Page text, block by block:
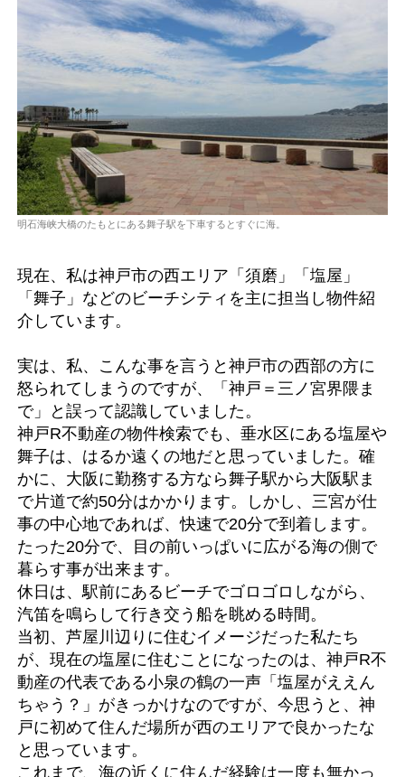
明石海峡大橋のたもとにある舞子駅を下車するとすぐに海。
現在、私は神戸市の西エリア「須磨」「塩屋」
「舞子」などのビーチシティを主に担当し物件紹
介しています。
実は、私、こんな事を言うと神戸市の西部の方に
怒られてしまうのですが、「神戸＝三ノ宮界隈ま
で」と誤って認識していました。
神戸R不動産の物件検索でも、垂水区にある塩屋や
舞子は、はるか遠くの地だと思っていました。確
かに、大阪に勤務する方なら舞子駅から大阪駅ま
で片道で約50分はかかります。しかし、三宮が仕
事の中心地であれば、快速で20分で到着します。
たった20分で、目の前いっぱいに広がる海の側で
暮らす事が出来ます。
休日は、駅前にあるビーチでゴロゴロしながら、
汽笛を鳴らして行き交う船を眺める時間。
当初、芦屋川辺りに住むイメージだった私たち
が、現在の塩屋に住むことになったのは、神戸R不
動産の代表である小泉の鶴の一声「塩屋がええん
ちゃう？」がきっかけなのですが、今思うと、神
戸に初めて住んだ場所が西のエリアで良かったな
と思っています。
これまで、海の近くに住んだ経験は一度も無かっ